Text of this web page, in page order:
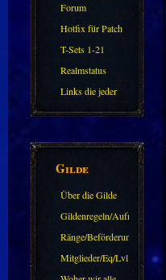
Forum
Hotfix für Patch
11.X
T-Sets 1-21
Realmstatus
Links die jeder
kennen sollte?!
Gilde
Über die Gilde
(DAW)
Gildenregeln/Aufnahme
Ränge/Beförderungen
Mitglieder/Eq/Lvl